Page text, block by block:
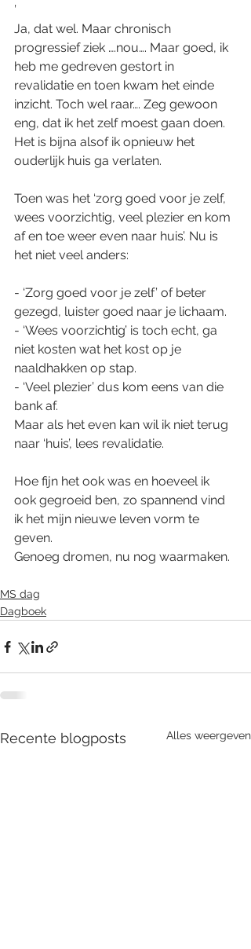
’
Ja, dat wel. Maar chronisch
progressief ziek ….nou…. Maar goed, ik
heb me gedreven gestort in
revalidatie en toen kwam het einde
inzicht. Toch wel raar…. Zeg gewoon
eng, dat ik het zelf moest gaan doen.
Het is bijna alsof ik opnieuw het
ouderlijk huis ga verlaten.
Toen was het ‘zorg goed voor je zelf,
wees voorzichtig, veel plezier en kom
af en toe weer even naar huis’. Nu is
het niet veel anders:
- ‘Zorg goed voor je zelf’ of beter
gezegd, luister goed naar je lichaam.
- ‘Wees voorzichtig’ is toch echt, ga
niet kosten wat het kost op je
naaldhakken op stap.
- ‘Veel plezier’ dus kom eens van die
bank af.
Maar als het even kan wil ik niet terug
naar ‘huis’, lees revalidatie.
Hoe fijn het ook was en hoeveel ik
ook gegroeid ben, zo spannend vind
ik het mijn nieuwe leven vorm te
geven.
Genoeg dromen, nu nog waarmaken.
MS dag
Dagboek
Recente blogposts Alles weergeven